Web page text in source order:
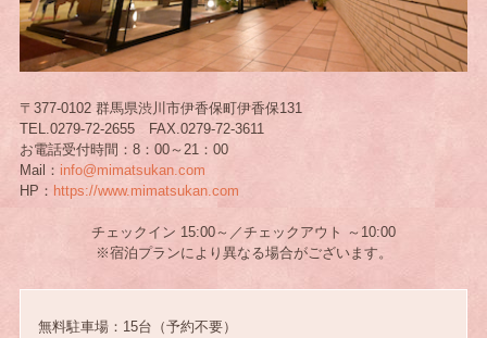
〒377-0102 群馬県渋川市伊香保町伊香保131
TEL.0279-72-2655 FAX.0279-72-3611
お電話受付時間：8：00～21：00
Mail： info@mimatsukan.com
HP： https://www.mimatsukan.com
チェックイン 15:00～／チェックアウト ～10:00
※宿泊プランにより異なる場合がございます。
無料駐車場：15台（予約不要）